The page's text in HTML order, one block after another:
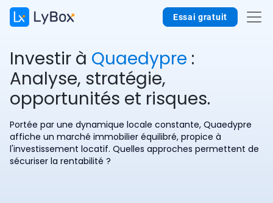
Essai gratuit
Investir à Quaedypre :
Analyse, stratégie,
opportunités et risques.
Portée par une dynamique locale constante, Quaedypre
affiche un marché immobilier équilibré, propice à
l'investissement locatif. Quelles approches permettent de
sécuriser la rentabilité ?